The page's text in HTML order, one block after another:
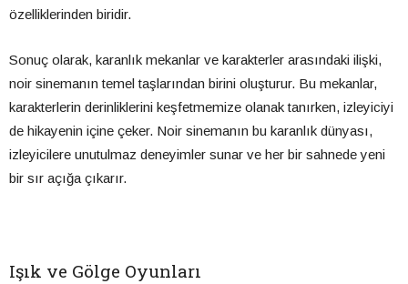
özelliklerinden biridir.
Sonuç olarak, karanlık mekanlar ve karakterler arasındaki ilişki,
noir sinemanın temel taşlarından birini oluşturur. Bu mekanlar,
karakterlerin derinliklerini keşfetmemize olanak tanırken, izleyiciyi
de hikayenin içine çeker. Noir sinemanın bu karanlık dünyası,
izleyicilere unutulmaz deneyimler sunar ve her bir sahnede yeni
bir sır açığa çıkarır.
Işık ve Gölge Oyunları